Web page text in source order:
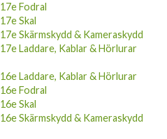
Fodral
Skal
Skärmskydd & Kameraskydd
Laddare, Kablar & Hörlurar
Laddare, Kablar & Hörlurar
Fodral
Skal
Skärmskydd & Kameraskydd